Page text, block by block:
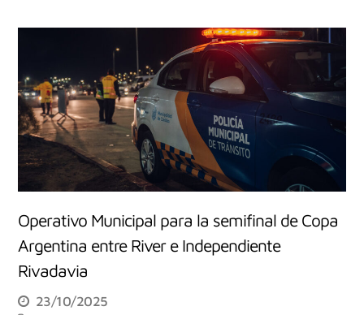
Operativo Municipal para la semifinal de Copa
Argentina entre River e Independiente
Rivadavia
23/10/2025